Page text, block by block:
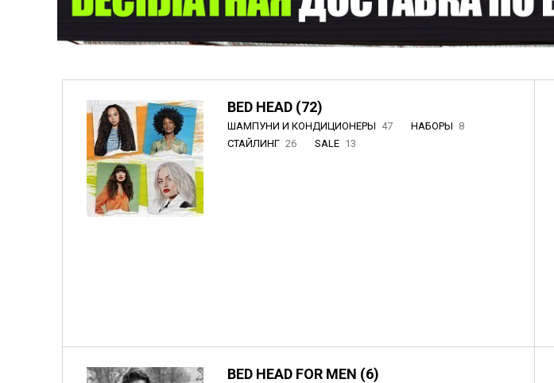
BED HEAD (72)
ШАМПУНИ И КОНДИЦИОНЕРЫ 47 НАБОРЫ 8
СТАЙЛИНГ 26 SALE 13
BED HEAD FOR MEN (6)